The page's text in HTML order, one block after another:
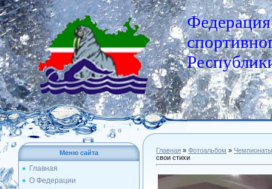
Федерация
Меню сайта
Главная
О Федерации
Главная » Фотоальбом » Чемпионаты
свои стихи